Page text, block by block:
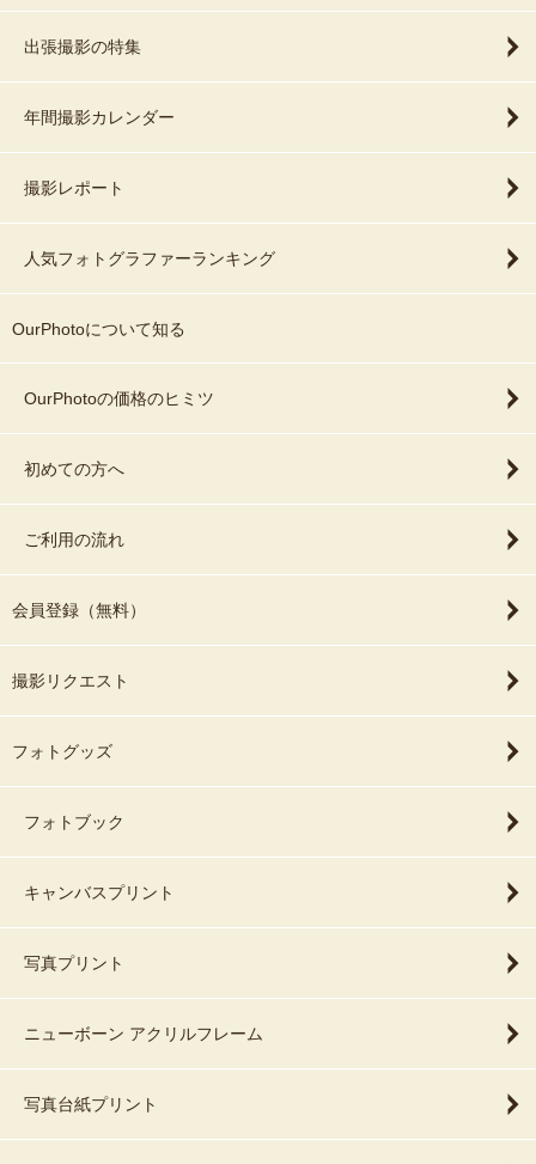
出張撮影の特集
年間撮影カレンダー
撮影レポート
人気フォトグラファーランキング
OurPhotoについて知る
OurPhotoの価格のヒミツ
初めての方へ
ご利用の流れ
会員登録（無料）
撮影リクエスト
フォトグッズ
フォトブック
キャンバスプリント
写真プリント
ニューボーン アクリルフレーム
写真台紙プリント